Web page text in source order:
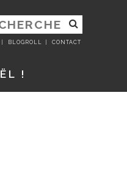
BLOGROLL CONTACT
!